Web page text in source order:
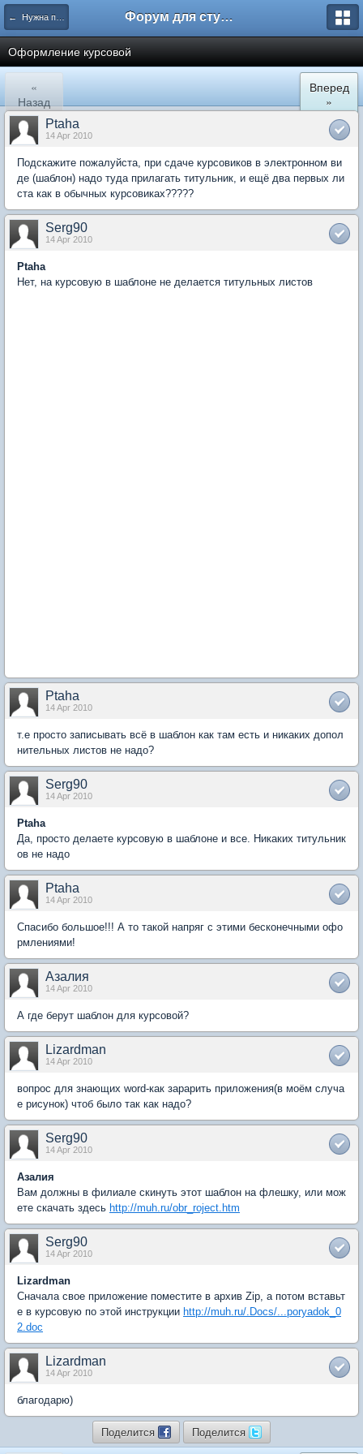
← Нужна помощь Форум для студента СГА
Оформление курсовой
«
Назад
Вперед
»
Ptaha
14 Apr 2010
Подскажите пожалуйста, при сдаче курсовиков в электронном ви
де (шаблон) надо туда прилагать титульник, и ещё два первых ли
ста как в обычных курсовиках?????
Serg90
14 Apr 2010
Ptaha
Нет, на курсовую в шаблоне не делается титульных листов
Ptaha
14 Apr 2010
т.е просто записывать всё в шаблон как там есть и никаких допол
нительных листов не надо?
Serg90
14 Apr 2010
Ptaha
Да, просто делаете курсовую в шаблоне и все. Никаких титульник
ов не надо
Ptaha
14 Apr 2010
Спасибо большое!!! А то такой напряг с этими бесконечными офо
рмлениями!
Азалия
14 Apr 2010
А где берут шаблон для курсовой?
Lizardman
14 Apr 2010
вопрос для знающих word-как зарарить приложения(в моём случа
е рисунок) чтоб было так как надо?
Serg90
14 Apr 2010
Азалия
Вам должны в филиале скинуть этот шаблон на флешку, или мож
ете скачать здесь http://muh.ru/obr_roject.htm
Serg90
14 Apr 2010
Lizardman
Сначала свое приложение поместите в архив Zip, а потом вставьт
е в курсовую по этой инструкции http://muh.ru/.Docs/...poryadok_0
2.doc
Lizardman
14 Apr 2010
благодарю)
Поделится Поделится